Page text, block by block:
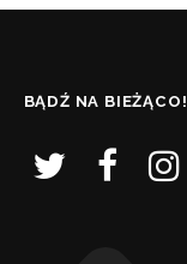
BĄDŹ NA BIEŻĄCO!